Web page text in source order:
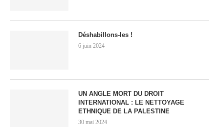
Déshabillons-les !
6 juin 2024
UN ANGLE MORT DU DROIT
INTERNATIONAL : LE NETTOYAGE
ETHNIQUE DE LA PALESTINE
30 mai 2024